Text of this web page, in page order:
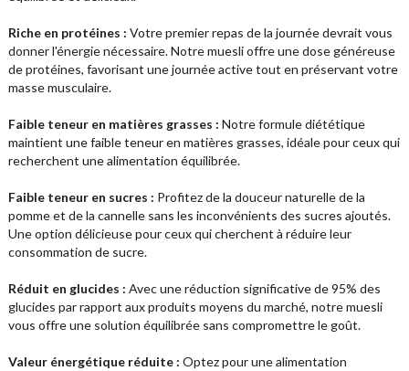
Riche en protéines : Votre premier repas de la journée devrait vous
donner l'énergie nécessaire. Notre muesli offre une dose généreuse
de protéines, favorisant une journée active tout en préservant votre
masse musculaire.
Faible teneur en matières grasses : Notre formule diététique
maintient une faible teneur en matières grasses, idéale pour ceux qui
recherchent une alimentation équilibrée.
Faible teneur en sucres : Profitez de la douceur naturelle de la
pomme et de la cannelle sans les inconvénients des sucres ajoutés.
Une option délicieuse pour ceux qui cherchent à réduire leur
consommation de sucre.
Réduit en glucides : Avec une réduction significative de 95% des
glucides par rapport aux produits moyens du marché, notre muesli
vous offre une solution équilibrée sans compromettre le goût.
Valeur énergétique réduite : Optez pour une alimentation